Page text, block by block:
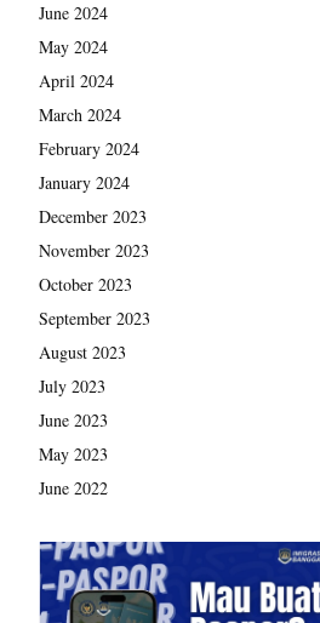
June 2024
May 2024
April 2024
March 2024
February 2024
January 2024
December 2023
November 2023
October 2023
September 2023
August 2023
July 2023
June 2023
May 2023
June 2022